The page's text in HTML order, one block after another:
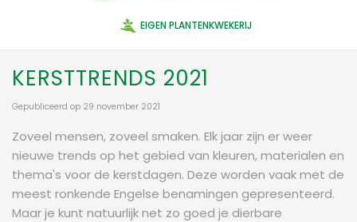
EIGEN PLANTENKWEKERIJ
KERSTTRENDS 2021
Gepubliceerd op 29 november 2021
Zoveel mensen, zoveel smaken. Elk jaar zijn er weer
nieuwe trends op het gebied van kleuren, materialen en
thema's voor de kerstdagen. Deze worden vaak met de
meest ronkende Engelse benamingen gepresenteerd.
Maar je kunt natuurlijk net zo goed je dierbare